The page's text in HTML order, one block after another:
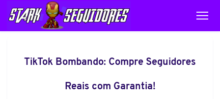
TikTok Bombando: Compre Seguidores
Reais com Garantia!